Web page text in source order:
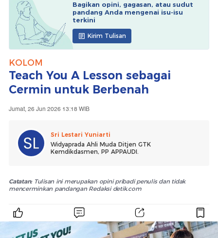
Bagikan opini, gagasan, atau sudut
pandang Anda mengenai isu-isu
terkini
Kirim Tulisan
KOLOM
Teach You A Lesson sebagai
Cermin untuk Berbenah
Jumat, 26 Jun 2026 13:18 WIB
Sri Lestari Yuniarti
Widyaprada Ahli Muda Ditjen GTK
Kemdikdasmen, PP APPAUDI.
Catatan:Tulisan ini merupakan opini pribadi penulis dan tidak
mencerminkan pandangan Redaksi detik.com